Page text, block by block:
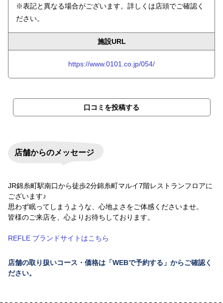
※表記と異なる場合がございます。詳しくは店頭でご確認く
ださい。
施設URL
https://www.0101.co.jp/054/
口コミを投稿する
店舗からのメッセージ
JR錦糸町駅南口から徒歩2分錦糸町マルイ7階レストランフロアに
ございます♪
思わず眠ってしまうような、心地よさをご体感くださいませ。
皆様のご来店を、心よりお待ちしております。
REFLE ブランドサイトはこちら
店舗の取り扱いコース・価格は「WEBで予約する」からご確認く
ださい。